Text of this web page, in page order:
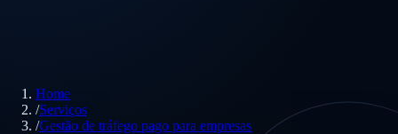
Home
/Serviços
/Gestão de tráfego pago para empresas